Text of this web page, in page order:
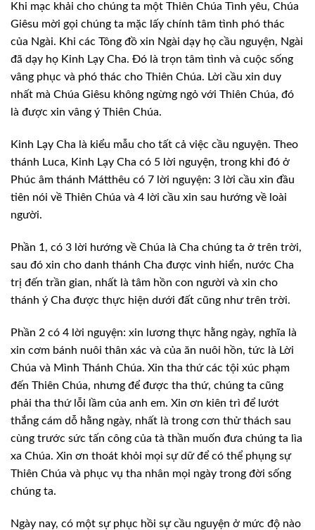
Khi mạc khải cho chúng ta một Thiên Chúa Tình yêu, Chúa
Giêsu mời gọi chúng ta mặc lấy chính tâm tình phó thác
của Ngài. Khi các Tông đồ xin Ngài dạy họ cầu nguyện, Ngài
đã dạy họ Kinh Lạy Cha. Đó là trọn tâm tình và cuộc sống
vâng phục và phó thác cho Thiên Chúa. Lời cầu xin duy
nhất mà Chúa Giêsu không ngừng ngỏ với Thiên Chúa, đó
là được xin vâng ý Thiên Chúa.
Kinh Lạy Cha là kiểu mẫu cho tất cả việc cầu nguyện. Theo
thánh Luca, Kinh Lạy Cha có 5 lời nguyện, trong khi đó ở
Phúc âm thánh Mátthêu có 7 lời nguyện: 3 lời cầu xin đầu
tiên nói về Thiên Chúa và 4 lời cầu xin sau hướng về loài
người.
Phần 1, có 3 lời hướng về Chúa là Cha chúng ta ở trên trời,
sau đó xin cho danh thánh Cha được vinh hiển, nước Cha
trị đến trần gian, nhất là tâm hồn con người và xin cho
thánh ý Cha được thực hiện dưới đất cũng như trên trời.
Phần 2 có 4 lời nguyện: xin lương thực hằng ngày, nghĩa là
xin cơm bánh nuôi thân xác và của ăn nuôi hồn, tức là Lời
Chúa và Mình Thánh Chúa. Xin tha thứ các tội xúc phạm
đến Thiên Chúa, nhưng để được tha thứ, chúng ta cũng
phải tha thứ lỗi lầm của anh em. Xin ơn kiên trì để lướt
thắng cám dỗ hằng ngày, nhất là trong cơn thử thách sau
cùng trước sức tấn công của tà thần muốn đưa chúng ta lìa
xa Chúa. Xin ơn thoát khỏi mọi sự dữ để có thể phụng sự
Thiên Chúa và phục vụ tha nhân mọi ngày trong đời sống
chúng ta.
Ngày nay, có một sự phục hồi sự cầu nguyện ở mức độ nào